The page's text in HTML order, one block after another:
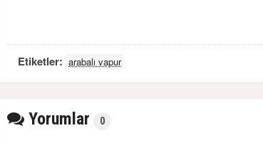
Etiketler: arabalı vapur
Yorumlar 0